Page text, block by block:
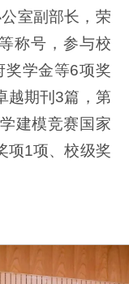
室副部长，荣
称号，参与校
奖学金等6项奖
越期刊3篇，第
建模竞赛国家
项1项、校级奖